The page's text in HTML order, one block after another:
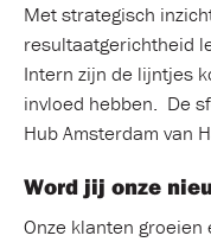
Met strategisch
resultaatgerichtheid
Intern zijn de lijntjes
invloed hebben. De
Hub Amsterdam van
Word jij onze
Onze klanten groeien